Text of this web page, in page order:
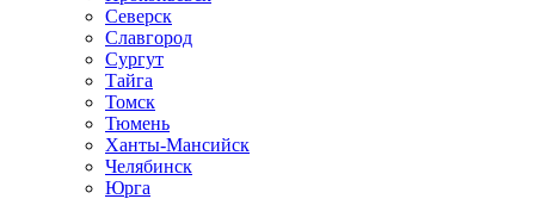
Северск
Славгород
Сургут
Тайга
Томск
Тюмень
Ханты-Мансийск
Челябинск
Юрга